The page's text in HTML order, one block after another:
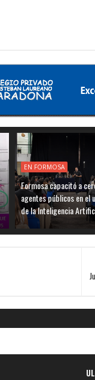
EN FORMOSA
Formosa capacitó a
agentes públicos en el
de la Inteligencia